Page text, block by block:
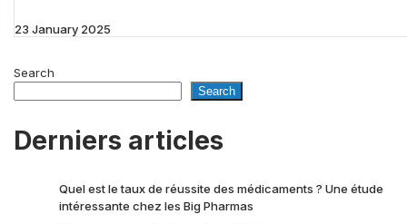
23 January 2025
Search
Search
Derniers articles
Quel est le taux de réussite des médicaments ? Une étude
intéressante chez les Big Pharmas